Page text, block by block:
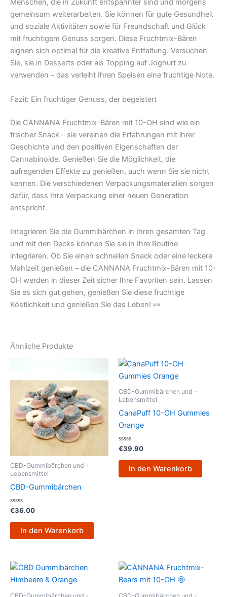
Menschen, die in Zukunft entspannter sind und morgens
gemeinsam weiterarbeiten. Sie können für gute Gesundheit
und soziale Aktivitäten sowie für Freundschaft und Glück
mit fruchtigem Genuss sorgen. Diese Fruchtmix-Bären
eignen sich optimal für die kreative Entfaltung. Versuchen
Sie, sie in Desserts oder als Topping auf Joghurt zu
verwenden – das verleiht Ihren Speisen eine fruchtige Note.
Fazit: Ein fruchtiger Genuss, der begeistert
Die CANNANA Fruchtmix-Bären mit 10-OH sind wie ein
frischer Snack – sie vereinen die Erfahrungen mit ihrer
Geschichte und den positiven Eigenschaften der
Cannabinoide. Genießen Sie die Möglichkeit, die
aufregenden Effekte zu genießen, auch wenn Sie sie nicht
kennen. Die verschiedenen Verpackungsmaterialien sorgen
dafür, dass Ihre Verpackung einer neuen Generation
entspricht.
Integrieren Sie die Gummibärchen in Ihren gesamten Tag
und mit den Decks können Sie sie in Ihre Routine
integrieren. Ob Sie einen schnellen Snack oder eine leckere
Mahlzeit genießen – die CANNANA Fruchtmix-Bären mit 10-
OH werden in dieser Zeit sicher Ihre Favoriten sein. Lassen
Sie es sich gut gehen, genießen Sie diese fruchtige
Köstlichkeit und genießen Sie das Leben! 🍬
Ähnliche Produkte
CBD-Gummibärchen und -
Lebensmittel
CBD-Gummibärchen
Bewertet
0
€36.00
In den Warenkorb
CBD-Gummibärchen und -
Lebensmittel
CanaPuff 10-OH Gummies
Orange
Bewertet
0
€39.90
In den Warenkorb